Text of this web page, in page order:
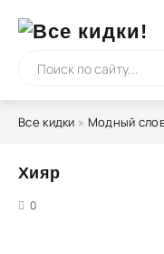
Все кидки » Модный
Хияр
0